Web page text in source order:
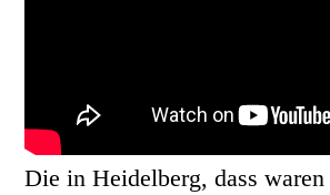
Die in Heidelberg, dass